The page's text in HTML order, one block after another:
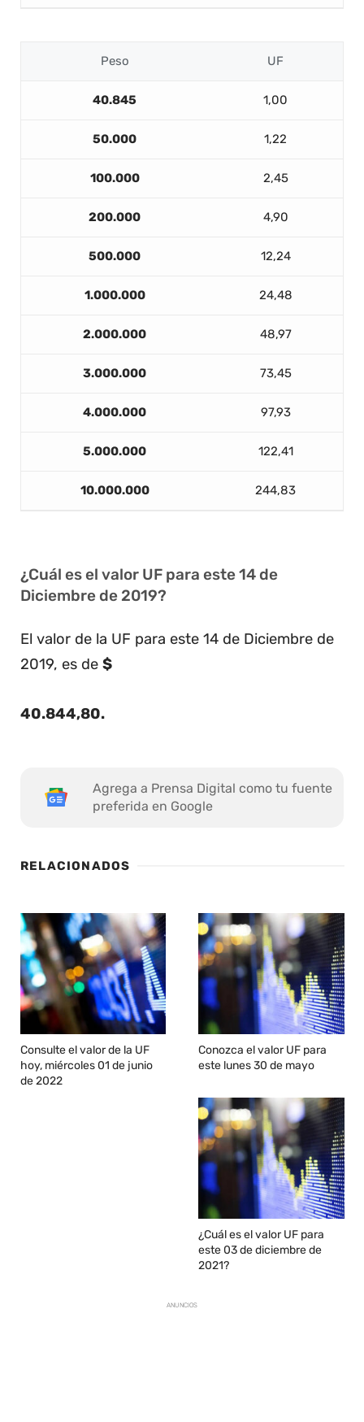
Peso UF
40.845 1,00
50.000 1,22
100.000 2,45
200.000 4,90
500.000 12,24
1.000.000 24,48
2.000.000 48,97
3.000.000 73,45
4.000.000 97,93
5.000.000 122,41
10.000.000 244,83
¿Cuál es el valor UF para este 14 de
Diciembre de 2019?
El valor de la UF para este 14 de Diciembre de
2019, es de $
40.844,80.
Agrega a Prensa Digital como tu fuente
preferida en Google
RELACIONADOS
Consulte el valor de la UF
hoy, miércoles 01 de junio
de 2022
Conozca el valor UF para
este lunes 30 de mayo
¿Cuál es el valor UF para
este 03 de diciembre de
2021?
ANUNCIOS